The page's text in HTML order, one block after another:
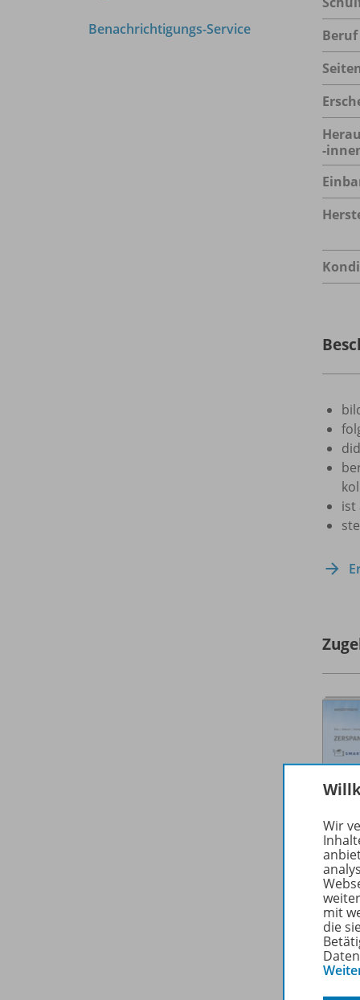
Benachrichtigungs-Service
Beruf
-
ist
Wir
mit
die